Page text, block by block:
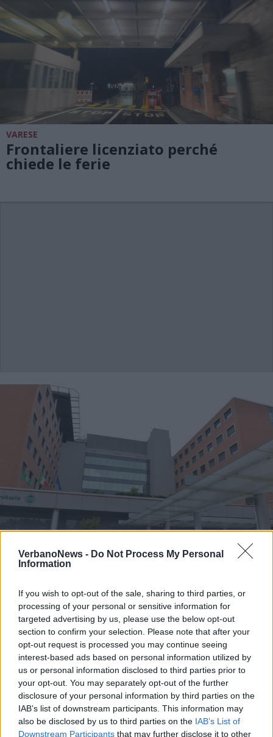
VerbanoNews - Do Not Process My Personal
Information
If you wish to opt-out of the sale, sharing to third parties, or
processing of your personal or sensitive information for
targeted advertising by us, please use the below opt-out
section to confirm your selection. Please note that after your
opt-out request is processed you may continue seeing
interest-based ads based on personal information utilized by
us or personal information disclosed to third parties prior to
your opt-out. You may separately opt-out of the further
disclosure of your personal information by third parties on the
IAB’s list of downstream participants. This information may
also be disclosed by us to third parties on the IAB’s List of
Downstream Participants that may further disclose it to other
VARESE
Frontaliere licenziato perché
chiede le ferie
“Con questa emergenza mia
mamma non può essere operata”